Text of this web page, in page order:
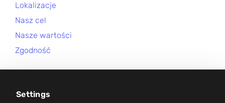
Settings
Lokalizacje
Nasz cel
Nasze wartości
Zgodność
Centrum aktualności